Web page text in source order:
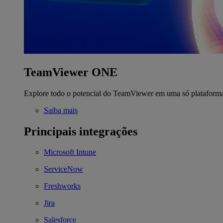
TeamViewer ONE
Explore todo o potencial do TeamViewer em uma só
Saiba mais
Principais integrações
Microsoft Intune
ServiceNow
Freshworks
Jira
Salesforce